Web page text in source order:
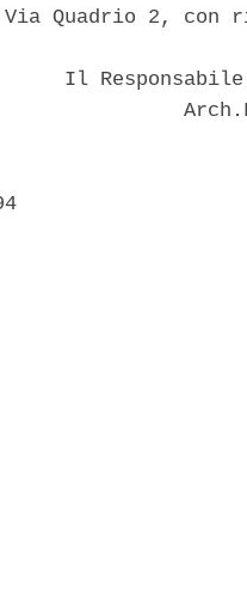
Via Quadrio 2, con
Il